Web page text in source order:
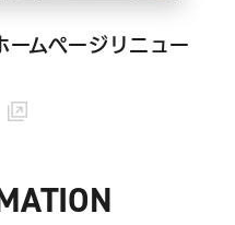
ムページリニュー